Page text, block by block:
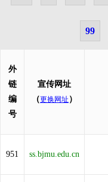
99
外
链
编
号
宣传网址
（更换网址 ）
951 ss.bjmu.edu.cn